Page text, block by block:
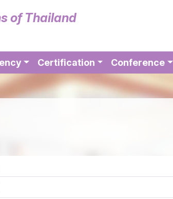
of Thailand
Certification Conference